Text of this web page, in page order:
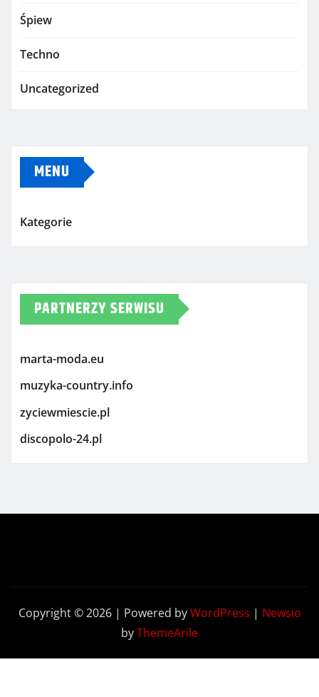
Śpiew
Techno
Uncategorized
MENU
Kategorie
PARTNERZY SERWISU
marta-moda.eu
muzyka-country.info
zyciewmiescie.pl
discopolo-24.pl
Copyright © 2026 | Powered byWordPress | Newsio
byThemeArile